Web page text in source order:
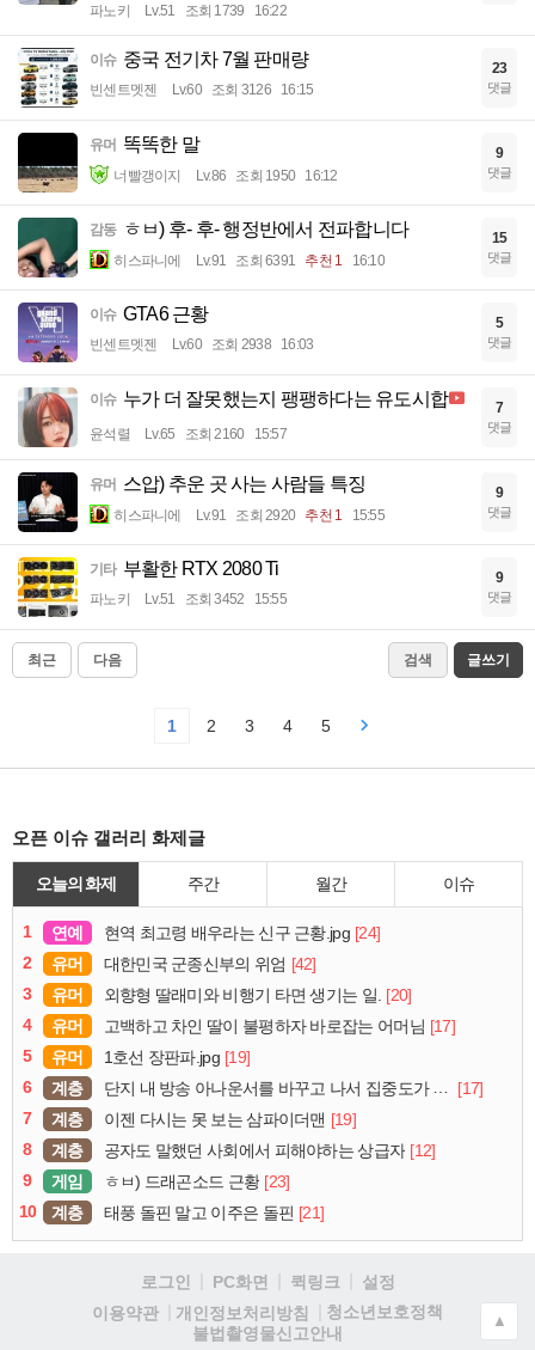
파노키 Lv.51 조회 1739 16:22
이슈 중국 전기차 7월 판매량
빈센트멧젠 Lv.60 조회 3126 16:15
23
댓글
유머 똑똑한 말
너빨갱이지 Lv.86 조회 1950 16:12
9
댓글
감동 ㅎㅂ) 후- 후- 행정반에서 전파합니다
히스파니에 Lv.91 조회 6391 추천 1 16:10
15
댓글
이슈 GTA6 근황
빈센트멧젠 Lv.60 조회 2938 16:03
5
댓글
이슈 누가 더 잘못했는지 팽팽하다는 유도시합
윤석렬 Lv.65 조회 2160 15:57
7
댓글
유머 스압) 추운 곳 사는 사람들 특징
히스파니에 Lv.91 조회 2920 추천 1 15:55
9
댓글
기타 부활한 RTX 2080 Ti
파노키 Lv.51 조회 3452 15:55
9
댓글
최근 다음 검색 글쓰기
1 2 3 4 5
오픈 이슈 갤러리 화제글
오늘의 화제 주간 월간 이슈
1 연예 현역 최고령 배우라는 신구 근황.jpg [24]
2
유머 대한민국 군종신부의 위엄 [42]
3
유머 외향형 딸래미와 비행기 타면 생기는 일. [20]
4
유머 고백하고 차인 딸이 불평하자 바로잡는 어머님 [17]
5
유머 1호선 장판파.jpg [19]
6
계층 단지 내 방송 아나운서를 바꾸고 나서 집중도가 확 올라갔다는 한 아파트의 안내방송
[17]
7
계층 이젠 다시는 못 보는 삼파이더맨 [19]
8
계층 공자도 말했던 사회에서 피해야하는 상급자 [12]
9
게임 ㅎㅂ) 드래곤소드 근황 [23]
10
계층 태풍 돌핀 말고 이주은 돌핀 [21]
로그인 PC화면 퀵링크
설정
이용약관
개인정보처리방침
청소년보호정책
불법촬영물신고안내
▲